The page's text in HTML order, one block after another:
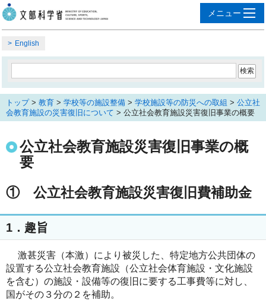
English
トップ> 教育 > 学校等の施設整備 > 学校施設等の防災への取組 > 公立社
会教育施設の災害復旧について > 公立社会教育施設災害復旧事業の概要
公立社会教育施設災害復旧事業の概
要
① 公立社会教育施設災害復旧費補助金
1．趣旨
激甚災害（本激）により被災した、特定地方公共団体の
設置する公立社会教育施設（公立社会体育施設・文化施設
を含む）の施設・設備等の復旧に要する工事費等に対し、
国がその３分の２を補助。